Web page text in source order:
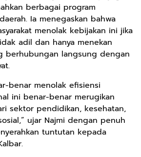
berbagai program
Ia menegaskan bahwa
menolak kebijakan ini jika
adil dan hanya menekan
berhubungan langsung dengan
benar menolak efisiensi
ini benar-benar merugikan
sektor pendidikan, kesehatan,
ujar Najmi dengan penuh
tuntutan kepada